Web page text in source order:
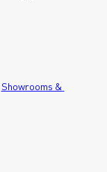
Showrooms &